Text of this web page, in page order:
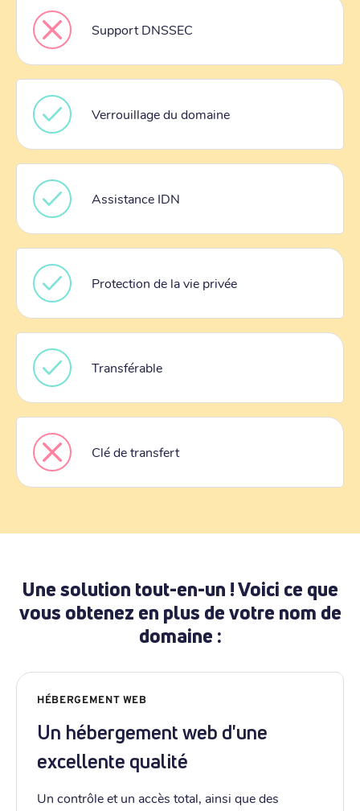
Support DNSSEC
Verrouillage du domaine
Assistance IDN
Protection de la vie privée
Transférable
Clé de transfert
Une solution tout-en-un ! Voici ce que
vous obtenez en plus de votre nom de
domaine :
HÉBERGEMENT WEB
Un hébergement web d'une
excellente qualité
Un contrôle et un accès total, ainsi que des